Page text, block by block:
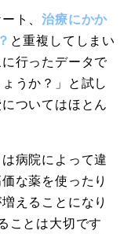
ト、治療にかか
と重複してしまい
行ったデータで
うか？」と試し
ついてはほとん
病院によって違
な薬を使ったり
えることになり
ことは大切です